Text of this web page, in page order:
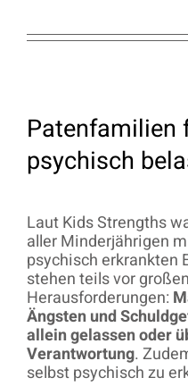
Patenfamilien
psychisch
Laut Kids Strengths
aller Minderjährigen
psychisch erkrankten
stehen teils vor großen
Herausforderungen:
Ängsten und
allein gelassen oder
Verantwortung.
selbst psychisch zu